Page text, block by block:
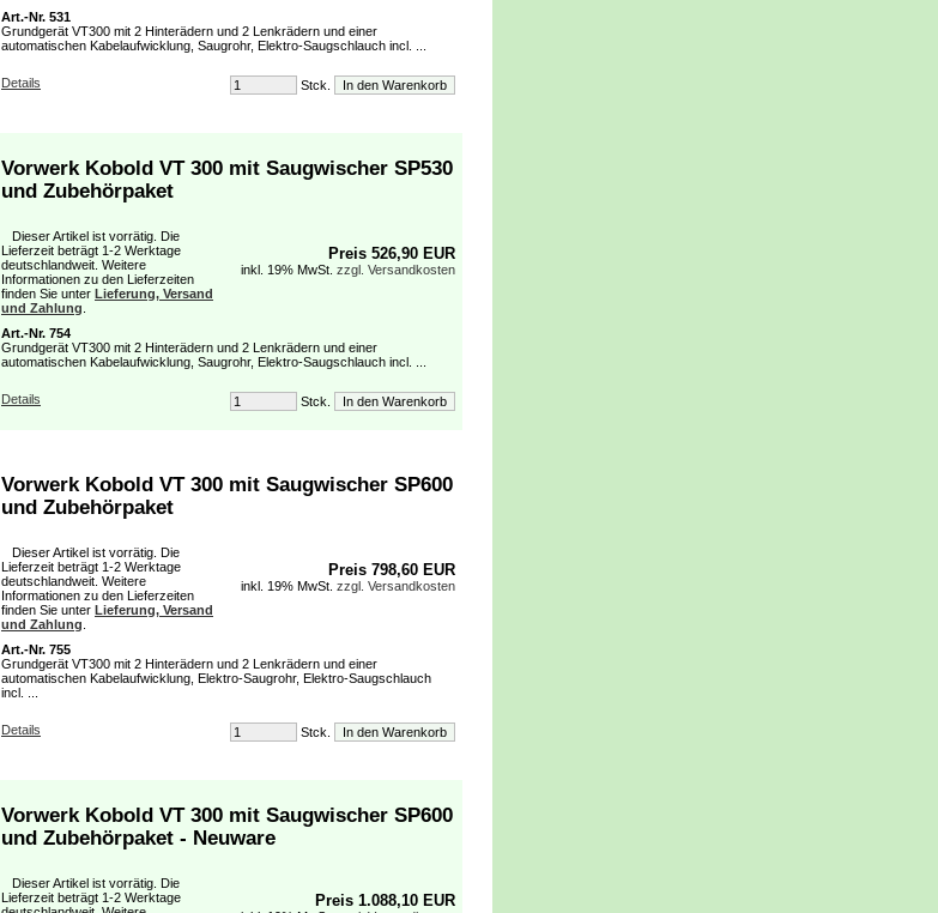
Art.-Nr. 531
Grundgerät VT300 mit 2 Hinterädern und 2 Lenkrädern und einer
automatischen Kabelaufwicklung, Saugrohr, Elektro-Saugschlauch incl. ...
Details Stck.
Vorwerk Kobold VT 300 mit Saugwischer SP530
und Zubehörpaket
Dieser Artikel ist vorrätig. Die
Lieferzeit beträgt 1-2 Werktage
deutschlandweit. Weitere
Informationen zu den Lieferzeiten
finden Sie unter Lieferung, Versand
und Zahlung
Preis 526,90 EUR
inkl. 19% MwSt. zzgl. Versandkosten
Art.-Nr. 754
Grundgerät VT300 mit 2 Hinterädern und 2 Lenkrädern und einer
automatischen Kabelaufwicklung, Saugrohr, Elektro-Saugschlauch incl. ...
Details Stck.
Vorwerk Kobold VT 300 mit Saugwischer SP600
und Zubehörpaket
Dieser Artikel ist vorrätig. Die
Lieferzeit beträgt 1-2 Werktage
deutschlandweit. Weitere
Informationen zu den Lieferzeiten
finden Sie unter Lieferung, Versand
und Zahlung
Preis 798,60 EUR
inkl. 19% MwSt. zzgl. Versandkosten
Art.-Nr. 755
Grundgerät VT300 mit 2 Hinterädern und 2 Lenkrädern und einer
automatischen Kabelaufwicklung, Elektro-Saugrohr, Elektro-Saugschlauch
incl. ...
Details Stck.
Vorwerk Kobold VT 300 mit Saugwischer SP600
und Zubehörpaket - Neuware
Dieser Artikel ist vorrätig. Die
Lieferzeit beträgt 1-2 Werktage
Preis 1.088,10 EUR